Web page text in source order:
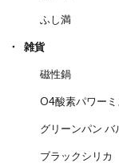
ふし満
雑貨
磁性鍋
O4酸素パワーミ
グリーンパン バ
ブラックシリカ